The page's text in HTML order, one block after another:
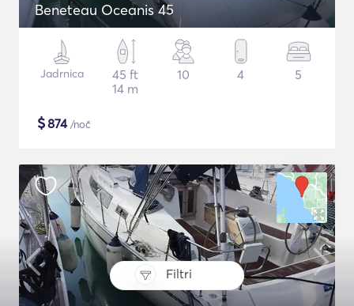
Filtri
Beneteau Oceanis 45
Jadrnica
45 ft
14 m
10 4 5
$874/noč